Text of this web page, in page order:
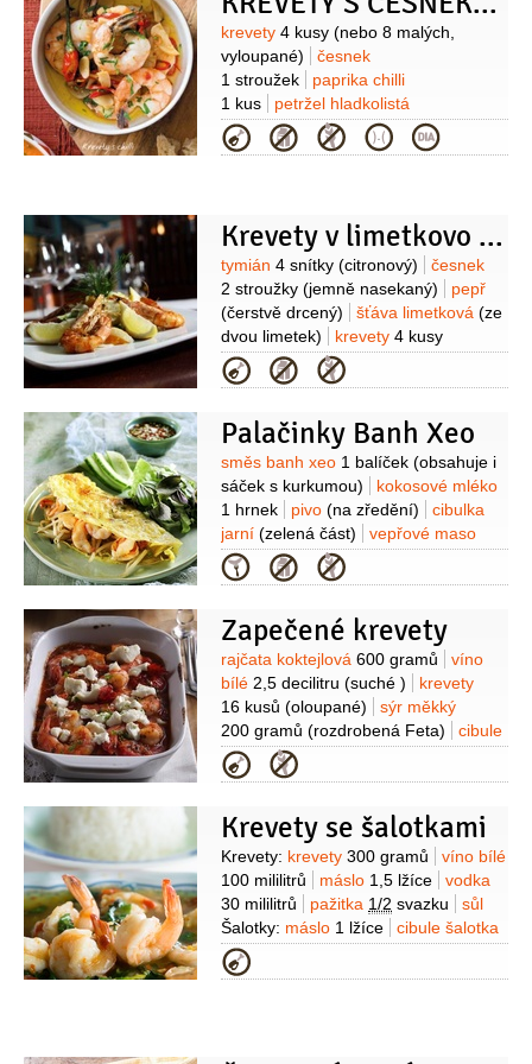
Suroviny
krevety 4 kusy (nebo 8 malých,
vyloupané)
česnek
1 stroužek
paprika chilli
1 kus
petržel hladkolistá
1 snítka
olej olivový50 mililitrů
Kategorie
Krevety v limetkovo - tymiánové marinádě
Suroviny
tymián 4 snítky (citronový)
česnek
2 stroužky (jemně nasekaný)
pepř
(čerstvě drcený)
šťáva limetková (ze
dvou limetek)
krevety 4 kusy
(velké)
sůl (na dochucení)
Kategorie
Palačinky Banh Xeo
Suroviny
směs banh xeo 1 balíček (obsahuje i
sáček s kurkumou)
kokosové mléko
1 hrnek
pivo (na zředění)
cibulka
jarní (zelená část)
vepřové maso
50 gramů
(bůček - na porci)
2 kusy (na porci) pepř sůl
fazolové
Kategorie
Zapečené krevety
Suroviny
rajčata koktejlová 600 gramů
víno
bílé 2,5 decilitru (suché )
krevety
16 kusů (oloupané)
sýr měkký
200 gramů (rozdrobená Feta)
cibule
2 kusy
olej olivový
hladkolistá2 lžíce (nasekaná)
cukr
Kategorie
Krevety se šalotkami
Suroviny
Krevety: krevety 300 gramů
víno bílé
100 mililitrů
máslo 1,5 lžíce
vodka
30 mililitrů
pažitka 1/2 svazku
sůl
Šalotky: máslo 1 lžíce
cibule šalotka
12 kusů
3 kusy
pepř sůl
Kategorie